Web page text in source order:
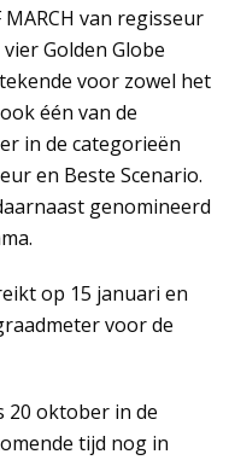
van regisseur
Golden Globe
voor zowel het
één van de
in de categorieën
en Beste Scenario.
genomineerd
op 15 januari en
voor de
20 oktober in de
tijd nog in